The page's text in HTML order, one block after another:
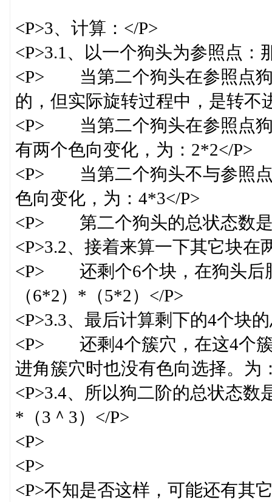
<P>3、计算：</P>
<P>3.1、以一个狗头为参照点：
<P> 当第二个狗头在参照点狗
的，但实际旋转过程中，是转不
<P> 当第二个狗头在参照点狗
有两个色向变化，为：2*2</P>
<P> 当第二个狗头不与参照点
色向变化，为：4*3</P>
<P> 第二个狗头的总状态数是
<P>3.2、接着来算一下其它块在
<P> 还剩个6个块，在狗头后
（6*2）*（5*2）</P>
<P>3.3、最后计算剩下的4个块
<P> 还剩4个簇穴，在这4个簇
进角簇穴时也没有色向选择。为
<P>3.4、所以狗二阶的总状态
*（3＾3）</P>
<P> ＝
<P> ＝
<P>不知是否这样，可能还有其